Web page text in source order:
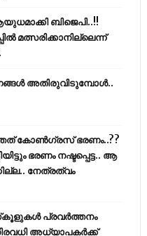
ബിജെപി..!!
മത്സരിക്കാനില്ലെന്ന്
അതിരുവിടുമ്പോൾ..
കോൺഗ്രസ് ഭരണം..??
ഭരണം നഷ്ടപ്പെട്ട.. ആ
നേത്രത്വം
പ്രവര്‍ത്തനം
അധ്യാപകര്‍ക്ക്